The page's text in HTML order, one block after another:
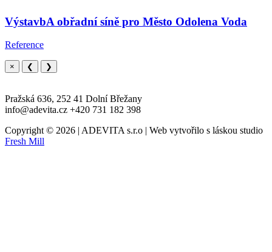
VýstavbA obřadní síně pro Město Odolena Voda
Reference
× ❮ ❯
Pražská 636, 252 41 Dolní Břežany
info@adevita.cz +420 731 182 398
Copyright © 2026 | ADEVITA s.r.o | Web vytvořilo s láskou studio
Fresh Mill